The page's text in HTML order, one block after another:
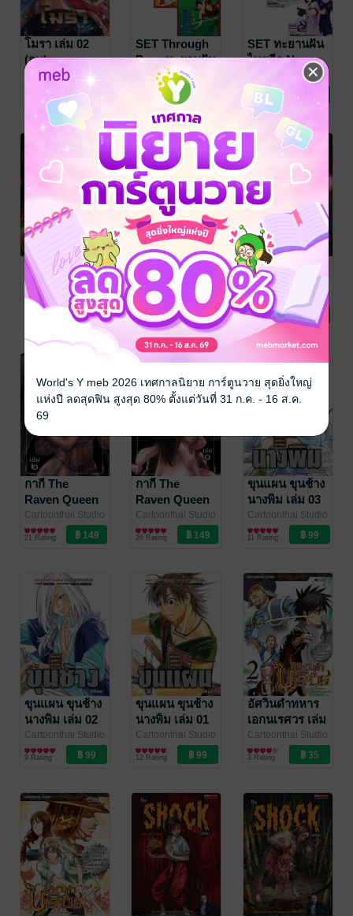
โมรา เล่ม 02
(จบ)
Cartoonthai Studio
/ ธนาดล อมราภรณ์
/ Siam Inter
Comics
การ์ตูนทั่วไป
1 Rating
SET Through
Pass ทะยานฝัน
ไทยลีก เล่ม 1-
16 (จบ)
CartoonThai
Studio , Apinai
/ Siam Inter
Comics
การ์ตูนทั่วไป
No Rating
SET ทะยานฝัน
ไทยลีก New
Legend เล่ม 1-
20 (จบ)
CartoonThai
Studio , Apinai
pradit/ Siam Inter
Comics
การ์ตูนทั่วไป
1 Rating
คาบเรียนลับ สับ
คนให้เป็นศพ
เล่มเดียวจบ
Cartoonthai Studio
/ Siam Inter
การ์ตูนทั่วไป
โมรา เล่ม 01
Cartoonthai Studio
/ ธนาดล อมราภรณ์
กุล
/ Siam Inter
Comics
การ์ตูนทั่วไป
2 Rating
กากี The
Raven Queen
เล่ม 03 (จบ)
Cartoonthai Studio
/ อรุณทิวา/ Siam
Inter Comics
การ์ตูนทั่วไป
30 Rating
กากี The
Raven Queen
เล่ม 02
Cartoonthai Studio
/ อรุณทิวา / Siam
Inter Comics
การ์ตูนทั่วไป
21 Rating
กากี The
Raven Queen
เล่ม 01
Cartoonthai Studio
/ อรุณทิวา / Siam
Inter Comics
การ์ตูนทั่วไป
26 Rating
ขุนแผน ขุนช้าง
นางพิม เล่ม 03
(จบ)
Cartoonthai Studio
/ มนตรี คุ้มเรือน/
Siam Inter Comics
การ์ตูนทั่วไป
11 Rating
ขุนแผน ขุนช้าง
นางพิม เล่ม 02
Cartoonthai Studio
/ มนตรี คุ้มเรือน/
Siam Inter Comics
การ์ตูนทั่วไป
9 Rating
ขุนแผน ขุนช้าง
นางพิม เล่ม 01
Cartoonthai Studio
/ มนตรี คุ้มเรือน/
Siam Inter Comics
การ์ตูนทั่วไป
12 Rating
อัศวินดำทหาร
เอกนเรศวร เล่ม
2 (จบ)
Cartoonthai Studio
/ Siam Inter
Comics
การ์ตูนทั่วไป
3 Rating
World's Y meb 2026 เทศกาลนิยาย การ์ตูนวาย สุดยิ่งใหญ่
แห่งปี ลดสุดฟิน สูงสุด 80% ตั้งแต่วันที่ 31 ก.ค. - 16 ส.ค.
69